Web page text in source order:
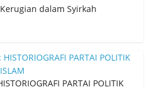
dalam Syirkah
PARTAI POLITIK